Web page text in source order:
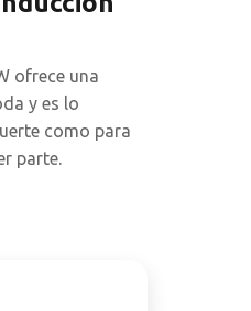
ofrece una
y es lo
como para
parte.